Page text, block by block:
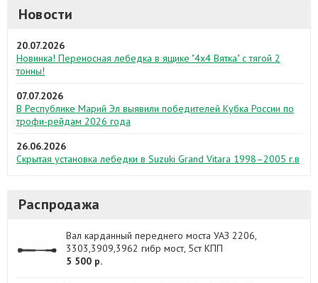
Новости
20.07.2026
Новинка! Переносная лебедка в ящике "4х4 Вятка" с тягой 2
тонны!
07.07.2026
В Республике Марий Эл выявили победителей Кубка России по
трофи-рейдам 2026 года
26.06.2026
Скрытая установка лебедки в Suzuki Grand Vitara 1998–2005 г.в
Распродажа
Вал карданный переднего моста УАЗ 2206,
3303,3909,3962 гибр мост, 5ст КПП
5 500 р.